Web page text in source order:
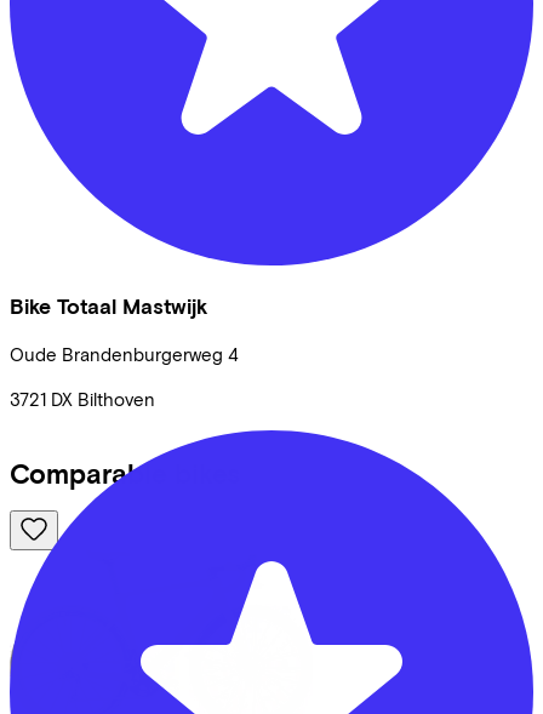
Bike Totaal Mastwijk
Oude Brandenburgerweg 4
3721 DX Bilthoven
Comparable bikes